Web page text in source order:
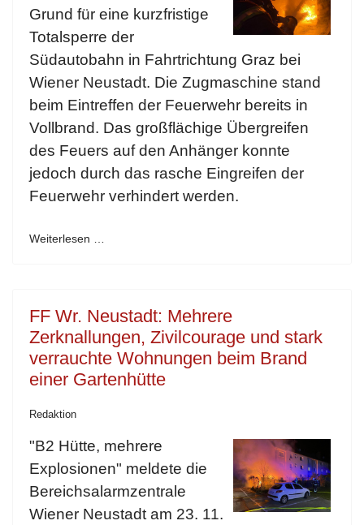
Grund für eine kurzfristige
Totalsperre der
Südautobahn in Fahrtrichtung Graz bei
Wiener Neustadt. Die Zugmaschine stand
beim Eintreffen der Feuerwehr bereits in
Vollbrand. Das großflächige Übergreifen
des Feuers auf den Anhänger konnte
jedoch durch das rasche Eingreifen der
Feuerwehr verhindert werden.
Weiterlesen …
FF Wr. Neustadt: Mehrere
Zerknallungen, Zivilcourage und stark
verrauchte Wohnungen beim Brand
einer Gartenhütte
Redaktion
"B2 Hütte, mehrere
Explosionen" meldete die
Bereichsalarmzentrale
Wiener Neustadt am 23. 11.